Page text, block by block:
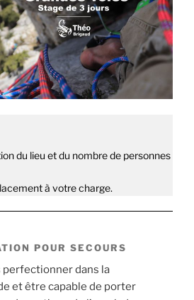
du lieu et du nombre de personnes
à votre charge.
POUR SECOURS
perfectionner dans la
et être capable de porter